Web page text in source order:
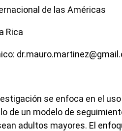
de las Américas
Rica
se enfoca en el
de un modelo de
adultos mayores. El